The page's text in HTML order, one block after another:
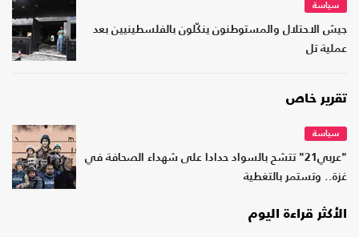
سياسة
جيش الاحتلال والمستوطنون ينكّلون بالفلسطينيين بعد
عملية تل
تقرير خاص
سياسة
"عربي21" تتشح بالسواد حدادا على شهداء الصحافة في
غزة.. وتستمر بالتغطية
الأكثر قراءة اليوم